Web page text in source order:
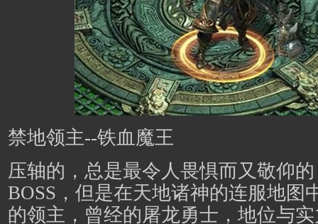
禁地领主--铁血魔王
压轴的，总是最令人畏惧而又敬仰
BOSS，但是在天地诸神的连服地图
的领主，曾经的屠龙勇士，地位与